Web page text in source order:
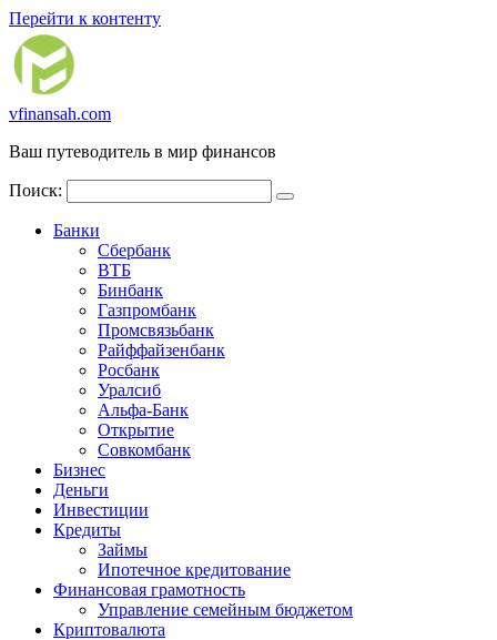
Перейти к контенту
vfinansah.com
Ваш путеводитель в мир финансов
Поиск:
Банки
Сбербанк
ВТБ
Бинбанк
Газпромбанк
Промсвязьбанк
Райффайзенбанк
Росбанк
Уралсиб
Альфа-Банк
Открытие
Совкомбанк
Бизнес
Деньги
Инвестиции
Кредиты
Займы
Ипотечное кредитование
Финансовая грамотность
Управление семейным бюджетом
Криптовалюта